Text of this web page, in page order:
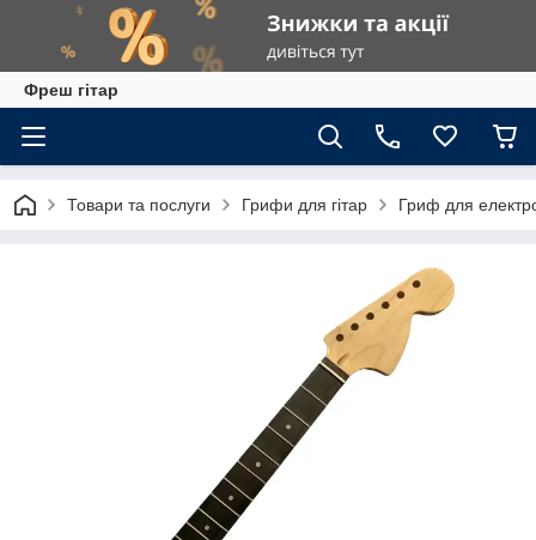
Фреш гітар
Товари та послуги Грифи для гітар Гриф для